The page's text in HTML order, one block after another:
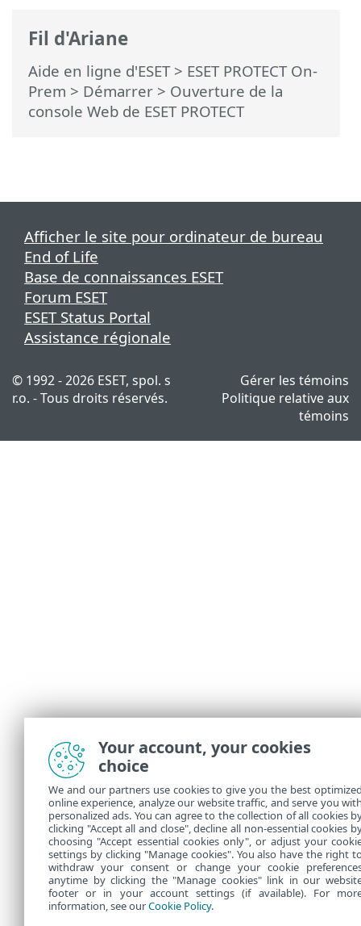
Fil d'Ariane
Aide en ligne d'ESET> ESET PROTECT On-
Prem > Démarrer > Ouverture de la
console Web de ESET PROTECT
Afficher le site pour ordinateur de bureau
End of Life
Base de connaissances ESET
Forum ESET
ESET Status Portal
Assistance régionale
© 1992 - 2026 ESET, spol. s
r.o. - Tous droits réservés.
Gérer les témoins
Politique relative aux
témoins
Your account, your cookies
choice
We and our partners use cookies to give you the best
online experience, analyze our website traffic, and serve you
personalized ads. You can agree to the collection of all cookies
clicking "Accept all and close", decline all non-essential cookies
choosing "Accept essential cookies only", or adjust your
settings by clicking "Manage cookies". You also have the right
withdraw your consent or change your cookie
anytime by clicking the "Manage cookies" link in our
footer or in your account settings (if available). For
information, see ourCookie Policy.